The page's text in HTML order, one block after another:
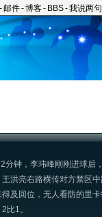
-邮件-博客- BBS-我说两句
分钟，李玮峰刚刚进球后
洪亮右路横传对方禁区中
及回位，无人看防的里卡
比1。